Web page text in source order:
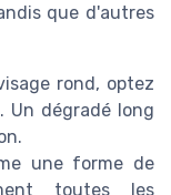
que d'autres
rond, optez
Un dégradé long
une forme de
toutes les